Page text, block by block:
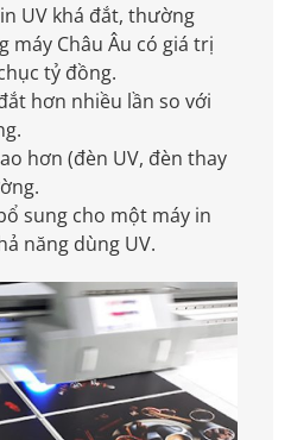
UV khá đắt, thường
máy Châu Âu có giá trị
tỷ đồng.
hơn nhiều lần so với
hơn (đèn UV, đèn thay
sung cho một máy in
năng dùng UV.